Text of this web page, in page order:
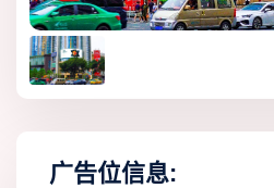
广告位信息: